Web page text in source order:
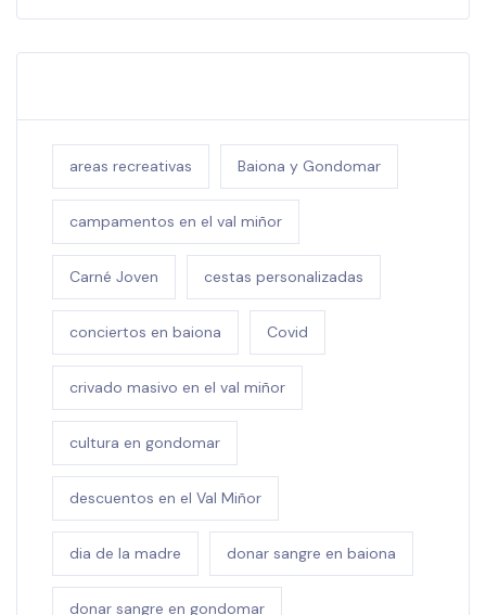
areas recreativas Baiona y Gondomar
campamentos en el val miñor
Carné Joven cestas personalizadas
conciertos en baiona Covid
crivado masivo en el val miñor
cultura en gondomar
descuentos en el Val Miñor
dia de la madre donar sangre en baiona
donar sangre en gondomar